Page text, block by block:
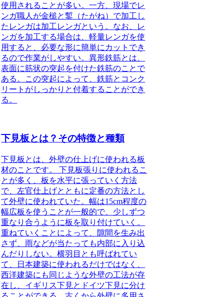
使用されることが多い。一方、現場でレ
ンガ職人が金槌と鏨（たがね）で加工し
たレンガは加工レンガという。 なお、レ
ンガを加工する場合は、軽量レンガを使
用すると、必要な形に簡単にカットでき
るので作業がしやすい。異形鉄筋とは、
表面に筋状の突起を付けた鉄筋のことで
ある。この突起によって
、鉄筋とコンク
リートがしっかりと付着することができ
る。
下見板とは？その特徴と種類
下見板とは、外壁の仕上げに使われる板
材のことです。
下見板張りに使われるこ
とが多く、板を水平に張っていく方法
で、左官仕上げとともに定番の方法とし
て外壁に使われていた。幅は15cm程度の
幅広板を使うことが一般的で、少しずつ
重なり合うように板を取り付けていく。
重ねていくことによって、隙間を生み出
さず、雨などが当たっても内部に入り込
んだりしない。横羽目とも呼ばれてい
て、日本建築に使われるだけではなく、
西洋建築にも同じような外壁の工法が存
在し、イギリス下見とドイツ下見に分け